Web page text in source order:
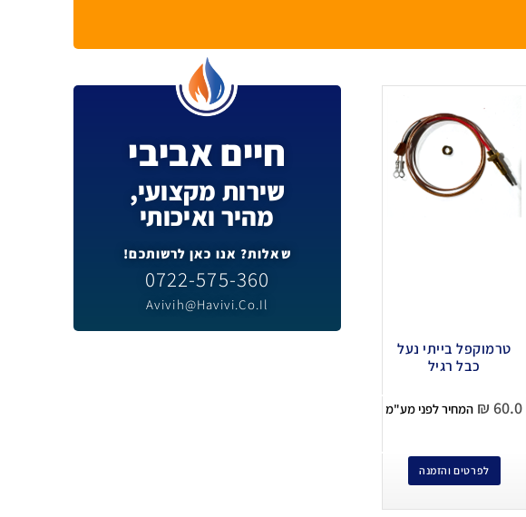
טרמוקפל בייתי נעל
כבל רגיל
₪ 60.0 המחיר לפני מע"מ
לפרטים והזמנה
חיים אביבי
שירות מקצועי,
מהיר ואיכותי
שאלות? אנו כאן לרשותכם!
0722-575-360
Avivih@havivi.co.il